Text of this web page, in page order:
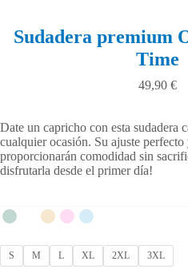
Sudadera premium
Time
49,90€
Date un capricho con esta sudadera
cualquier ocasión. Su ajuste
proporcionarán comodidad sin
disfrutarla desde el primer día!
S M L XL 2XL 3XL